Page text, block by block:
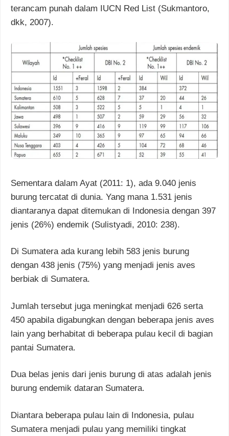
terancam punah dalam IUCN Red List (Sukmantoro,
dkk, 2007).
Sementara dalam Ayat (2011: 1), ada 9.040 jenis
burung tercatat di dunia. Yang mana 1.531 jenis
diantaranya dapat ditemukan di Indonesia dengan 397
jenis (26%) endemik (Sulistyadi, 2010: 238).
Di Sumatera ada kurang lebih 583 jenis burung
dengan 438 jenis (75%) yang menjadi jenis aves
berbiak di Sumatera.
Jumlah tersebut juga meningkat menjadi 626 serta
450 apabila digabungkan dengan beberapa jenis aves
lain yang berhabitat di beberapa pulau kecil di bagian
pantai Sumatera.
Dua belas jenis dari jenis burung di atas adalah jenis
burung endemik dataran Sumatera.
Diantara beberapa pulau lain di Indonesia, pulau
Sumatera menjadi pulau yang memiliki tingkat